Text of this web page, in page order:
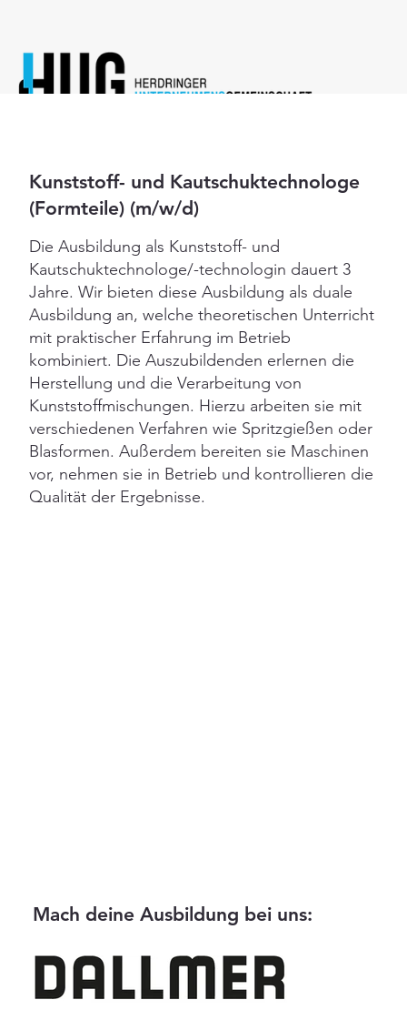
Mach deine Ausbildung bei uns:
Kunststoff- und Kautschuktechnologe
(Formteile) (m/w/d)
Die Ausbildung als Kunststoff- und
Kautschuktechnologe/-technologin dauert 3
Jahre. Wir bieten diese Ausbildung als duale
Ausbildung an, welche theoretischen Unterricht
mit praktischer Erfahrung im Betrieb
kombiniert. Die Auszubildenden erlernen die
Herstellung und die Verarbeitung von
Kunststoffmischungen. Hierzu arbeiten sie mit
verschiedenen Verfahren wie Spritzgießen oder
Blasformen. Außerdem bereiten sie Maschinen
vor, nehmen sie in Betrieb und kontrollieren die
Qualität der Ergebnisse.